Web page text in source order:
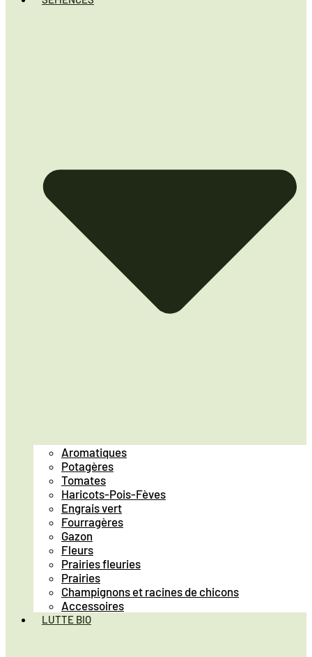
Aromatiques
Potagères
Tomates
Haricots-Pois-Fèves
Engrais vert
Fourragères
Gazon
Fleurs
Prairies fleuries
Prairies
Champignons et racines de chicons
Accessoires
LUTTE BIO